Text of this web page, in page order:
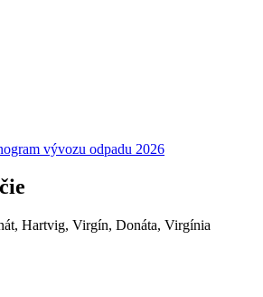
vývozu odpadu 2026
Hartvig, Virgín, Donáta, Virgínia